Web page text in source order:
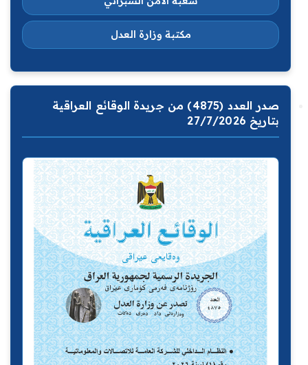
مكتبة وزارة العدل
صدر العدد (4875) من جريدة الوقائع العراقية
بتاريخ 27/7/2026